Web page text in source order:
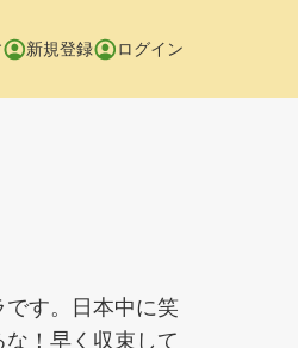
新規登録 ログイン
す。日本中に笑
！早く収束して